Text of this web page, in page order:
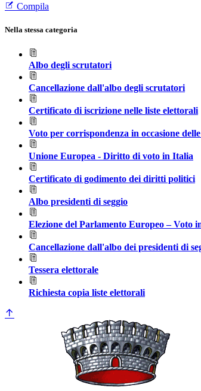
Compila
Nella stessa categoria
Albo degli scrutatori
Cancellazione dall'albo degli scrutatori
Certificato di iscrizione nelle liste elettorali
Voto per corrispondenza in occasione
Unione Europea - Diritto di voto in Italia
Certificato di godimento dei diritti politici
Albo presidenti di seggio
Elezione del Parlamento Europeo – Voto
Cancellazione dall'albo dei presidenti di
Tessera elettorale
Richiesta copia liste elettorali